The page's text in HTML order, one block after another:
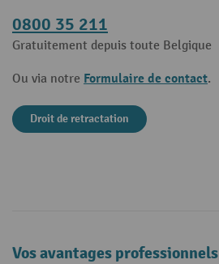
0800 35 211
Gratuitement depuis toute Belgique
Ou via notre Formulaire de contact.
Droit de retractation
Vos avantages professionnels